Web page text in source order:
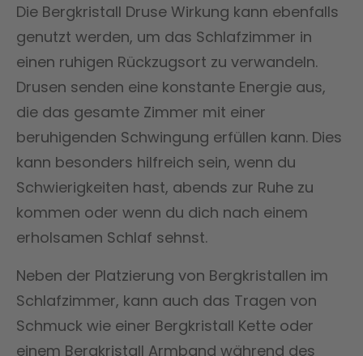
Die Bergkristall Druse Wirkung kann ebenfalls
genutzt werden, um das Schlafzimmer in
einen ruhigen Rückzugsort zu verwandeln.
Drusen senden eine konstante Energie aus,
die das gesamte Zimmer mit einer
beruhigenden Schwingung erfüllen kann. Dies
kann besonders hilfreich sein, wenn du
Schwierigkeiten hast, abends zur Ruhe zu
kommen oder wenn du dich nach einem
erholsamen Schlaf sehnst.
Neben der Platzierung von Bergkristallen im
Schlafzimmer, kann auch das Tragen von
Schmuck wie einer Bergkristall Kette oder
einem Bergkristall Armband während des